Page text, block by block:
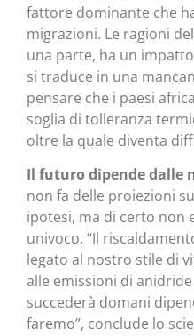
fattore dominante che
migrazioni. Le ragioni
una parte, ha un
si traduce in una
pensare che i paesi
soglia di tolleranza
oltre la quale diventa
Il futuro dipende dalle
non fa delle proiezioni
ipotesi, ma di certo non
univoco. “Il
legato al nostro stile di
alle emissioni di
succederà domani
faremo”, conclude lo